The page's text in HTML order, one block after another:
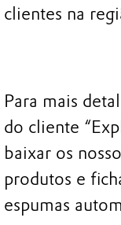
clientes na
Para mais
do cliente
baixar os
produtos e
espumas